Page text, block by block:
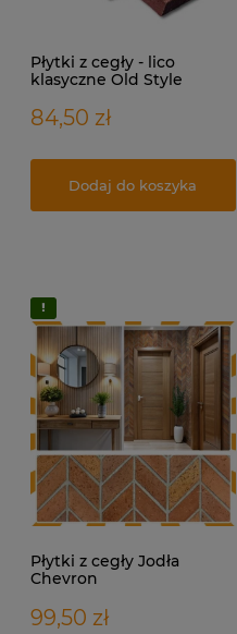
Płytki z cegły - lico
klasyczne Old Style
84,50 zł
Dodaj do koszyka
Płytki z cegły Jodła
Chevron
99,50 zł